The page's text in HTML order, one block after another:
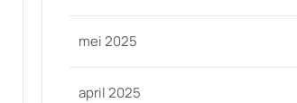
mei 2025
april 2025